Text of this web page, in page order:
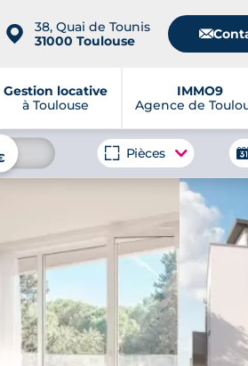
📍
38, Quai de Tounis
31000 Toulouse
📧
Gestion locative
à Toulouse
IMMO9
Agence de
Pièces